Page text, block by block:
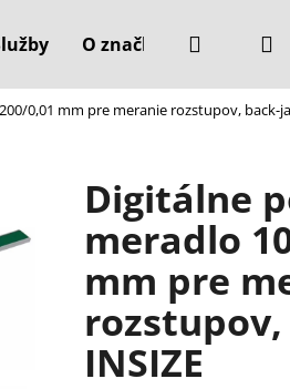
O značke Kontakty
Hľadať
0,01 mm pre meranie rozstupov, back-
Digitálne
meradlo
mm pre
INSIZE